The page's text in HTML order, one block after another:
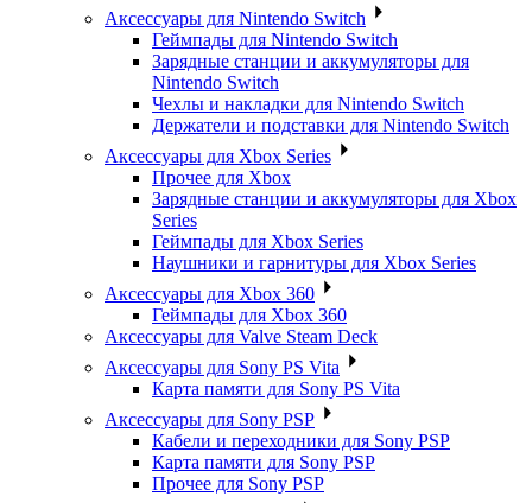
Аксессуары для Nintendo Switch
Геймпады для Nintendo Switch
Зарядные станции и аккумуляторы для
Nintendo Switch
Чехлы и накладки для Nintendo Switch
Держатели и подставки для Nintendo Switch
Аксессуары для Xbox Series
Прочее для Xbox
Зарядные станции и аккумуляторы для Xbox
Series
Геймпады для Xbox Series
Наушники и гарнитуры для Xbox Series
Аксессуары для Xbox 360
Геймпады для Xbox 360
Аксессуары для Valve Steam Deck
Аксессуары для Sony PS Vita
Карта памяти для Sony PS Vita
Аксессуары для Sony PSP
Кабели и переходники для Sony PSP
Карта памяти для Sony PSP
Прочее для Sony PSP